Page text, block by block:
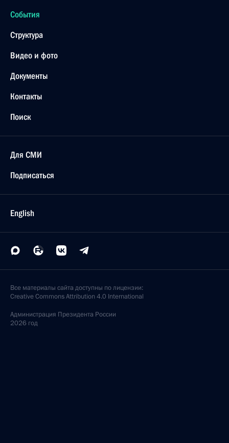
События
Структура
Видео и фото
Документы
Контакты
Поиск
Для СМИ
Подписаться
English
Все материалы сайта доступны по лицензии:
Creative Commons Attribution 4.0 International
Администрация Президента России
2026 год